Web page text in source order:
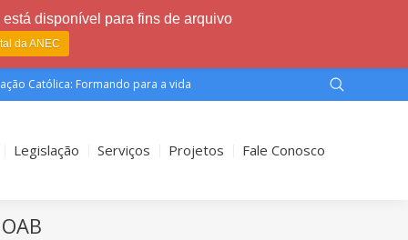
Católica: Formando para a vida
Legislação Serviços Projetos Fale Conosco
disponível para fins de arquivo
da ANEC